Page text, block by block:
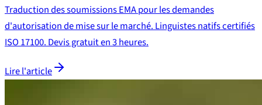
Traduction des soumissions EMA pour les demandes
d'autorisation de mise sur le marché. Linguistes natifs certifiés
ISO 17100. Devis gratuit en 3 heures.
Lire l'article